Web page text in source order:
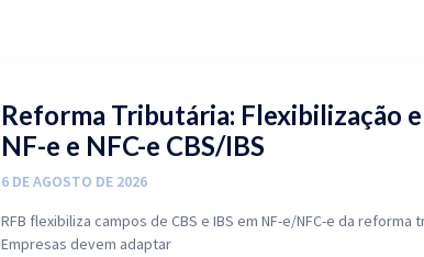
Reforma Tributária: Flexibilização
NF-e e NFC-e CBS/IBS
6 DE AGOSTO DE 2026
RFB flexibiliza campos de CBS e IBS em NF-e/NFC-e da reforma
Empresas devem adaptar